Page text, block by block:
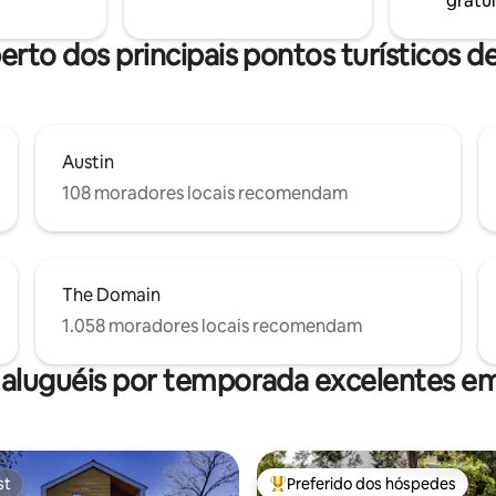
dos principais pontos turísticos
Austin
108 moradores locais recomendam
The Domain
1.058 moradores locais recomendam
por temporada excelentes
Preferido dos hóspedes